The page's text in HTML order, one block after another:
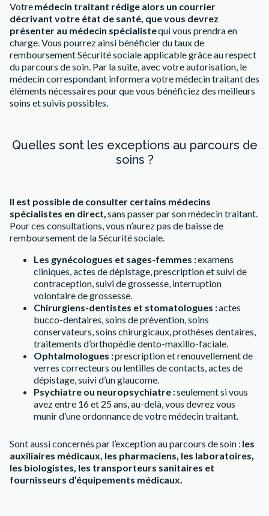
Votremédecin traitant rédige alors un courrier
décrivant votre état de santé, que vous devrez
présenter au médecin spécialistequi vous prendra en
charge. Vous pourrez ainsi bénéficier du taux de
remboursement Sécurité sociale applicable grâce au respect
du parcours de soin. Par la suite, avec votre autorisation, le
médecin correspondant informera votre médecin traitant des
éléments nécessaires pour que vous bénéficiez des meilleurs
soins et suivis possibles.
Quelles sont les exceptions au parcours de
soins ?
Il est possible de consulter certains médecins
spécialistes en direct,sans passer par son médecin traitant.
Pour ces consultations, vous n’aurez pas de baisse de
remboursement de la Sécurité sociale.
Les gynécologues et sages-femmes :examens
cliniques, actes de dépistage, prescription et suivi de
contraception, suivi de grossesse, interruption
volontaire de grossesse.
Chirurgiens-dentistes et stomatologues :actes
bucco-dentaires, soins de prévention, soins
conservateurs, soins chirurgicaux, prothèses dentaires,
traitements d’orthopédie dento-maxillo-faciale.
Ophtalmologues :prescription et renouvellement de
verres correcteurs ou lentilles de contacts, actes de
dépistage, suivi d’un glaucome.
Psychiatre ou neuropsychiatre :seulement si vous
avez entre 16 et 25 ans, au-delà, vous devrez vous
munir d’une ordonnance de votre médecin traitant.
Sont aussi concernés par l’exception au parcours de soin : les
auxiliaires médicaux, les pharmaciens, les laboratoires,
les biologistes, les transporteurs sanitaires et
fournisseurs d’équipements médicaux.